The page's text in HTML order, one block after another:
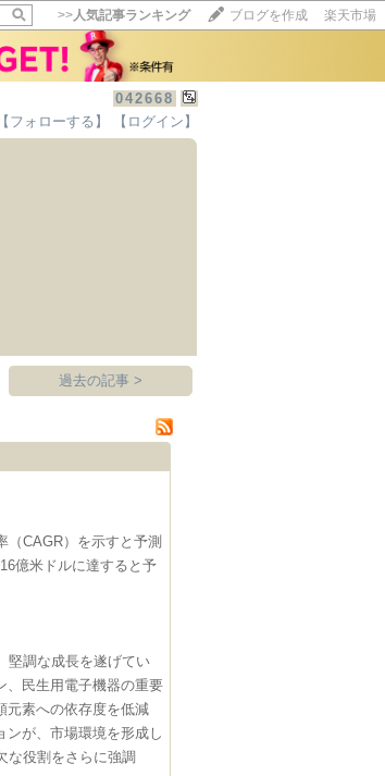
>>人気記事ランキング ブログを作成 楽天市場
042668
【フォローする】 【ログイン】
過去の記事 >
CAGR）を示すと予測
億米ドルに達すると予
堅調な成長を遂げてい
、民生用電子機器の重要
元素への依存度を低減
ンが、市場環境を形成し
な役割をさらに強調